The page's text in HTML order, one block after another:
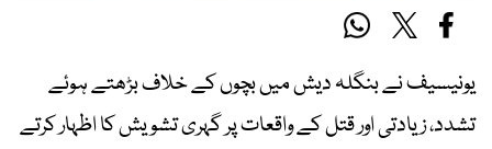
یونیسیف نے بنگلہ دیش میں بچوں کے خلاف بڑھتے ہوئے
تشدد، زیادتی اور قتل کے واقعات پر گہری تشویش کا اظہار کرتے